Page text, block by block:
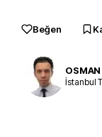
Beğen
İstanbul